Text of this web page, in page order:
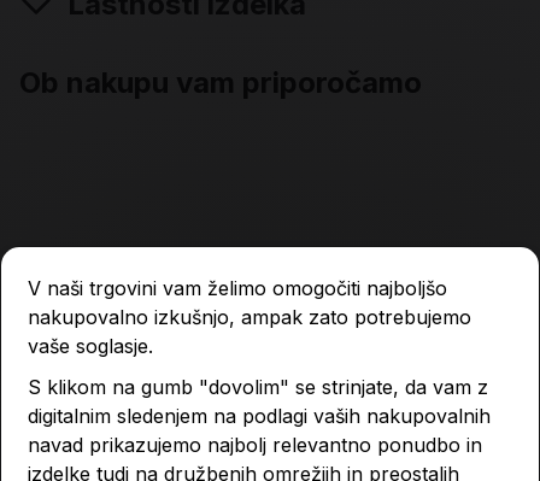
Ob nakupu vam priporočamo
V naši trgovini vam želimo omogočiti najboljšo
nakupovalno izkušnjo, ampak zato potrebujemo
vaše soglasje.
S klikom na gumb "dovolim" se strinjate, da vam z
digitalnim sledenjem na podlagi vaših nakupovalnih
navad prikazujemo najbolj relevantno ponudbo in
izdelke tudi na družbenih omrežjih in preostalih